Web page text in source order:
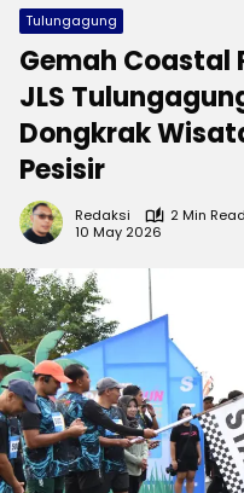
Tulungagung
Gemah Coastal
JLS
Dongkrak
Pesisir
Redaksi
2 Min Read
10 May 2026